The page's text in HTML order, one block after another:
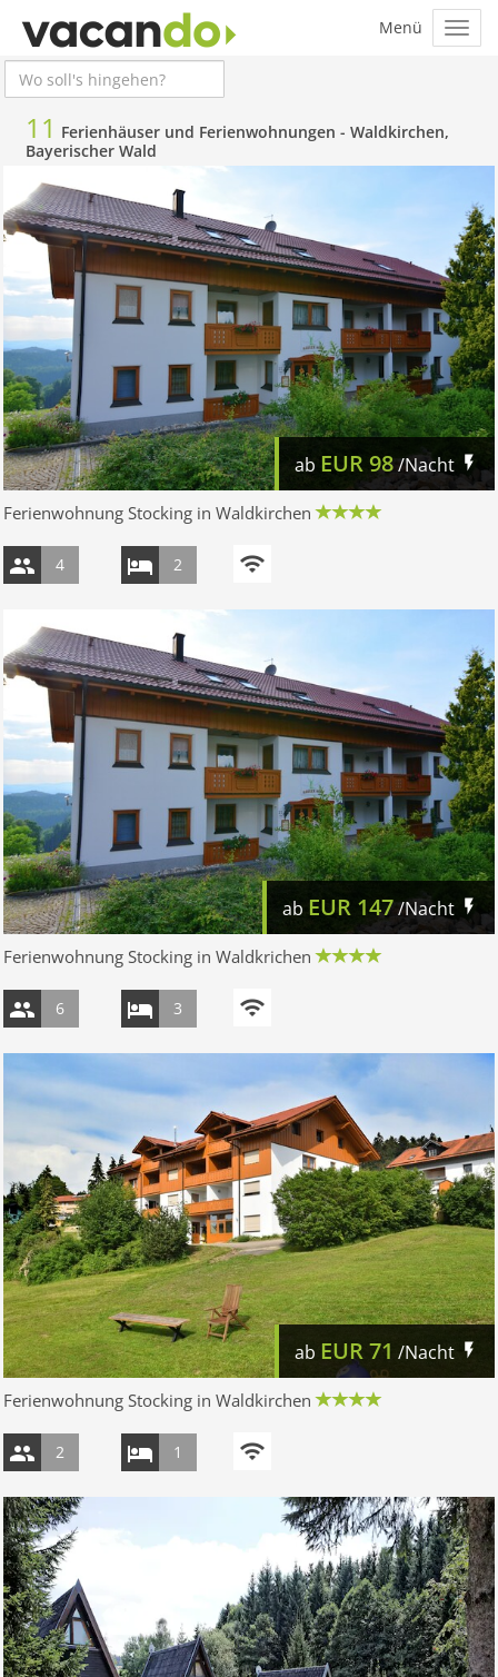
11 Ferienhäuser und Ferienwohnungen - Waldkirchen,
Bayerischer Wald
ab EUR98/Nacht
Ferienwohnung Stocking in Waldkirchen
4 2
ab EUR 147/Nacht
Ferienwohnung Stocking in Waldkrichen
6 3
ab EUR71 /Nacht
Ferienwohnung Stocking in Waldkirchen
2 1